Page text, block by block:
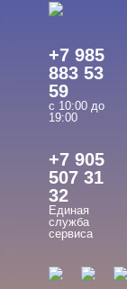
Акригель
Уф-Гель
Биогель
Показать все
3д
База
+7 985
883 53
59
с 10:00 до
19:00
+7 905
507 31
32
Единая
служба
сервиса